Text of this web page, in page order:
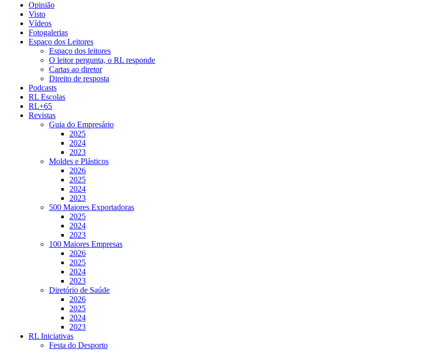
Opinião
Visto
Vídeos
Fotogalerias
Espaço dos Leitores
Espaço dos leitores
O leitor pergunta, o RL responde
Cartas ao diretor
Direito de resposta
Podcasts
RL Escolas
RL+65
Revistas
Guia do Empresário
2025
2024
2023
Moldes e Plásticos
2026
2025
2024
2023
500 Maiores Exportadoras
2025
2024
2023
100 Maiores Empresas
2026
2025
2024
2023
Diretório de Saúde
2026
2025
2024
2023
RL Iniciativas
Festa do Desporto